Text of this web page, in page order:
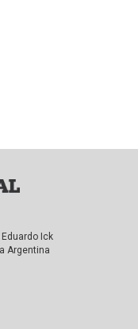
Ick
Argentina